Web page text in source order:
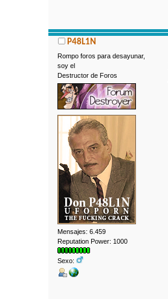
P48L1N
Rompo foros para desayunar,
soy el
Destructor de Foros
Mensajes: 6.459
Reputation Power: 1000
Sexo: